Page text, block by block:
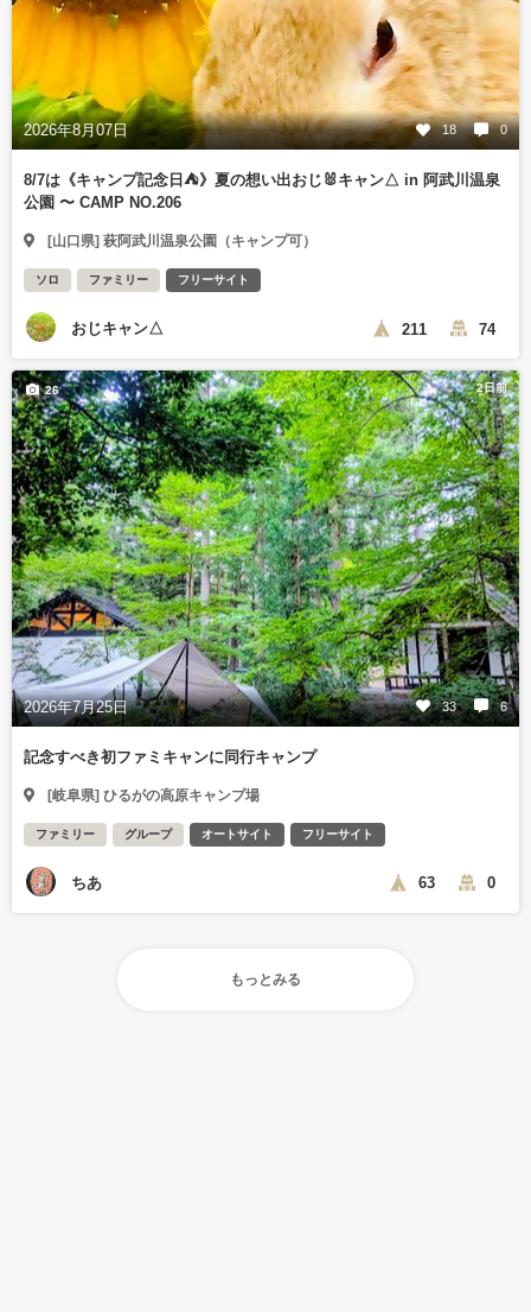
2026年8月07日 18 0
8/7は《キャンプ記念日⛺️》夏の想い出おじ🐰キャン△ in 阿武川温泉
公園 〜 CAMP NO.206
[山口県] 萩阿武川温泉公園（キャンプ可）
ソロ ファミリー フリーサイト
おじキャン△ 211 74
2日前
2026年7月25日 33 6
26
記念すべき初ファミキャンに同行キャンプ
[岐阜県] ひるがの高原キャンプ場
ファミリー グループ オートサイト フリーサイト
ちあ 63 0
もっとみる